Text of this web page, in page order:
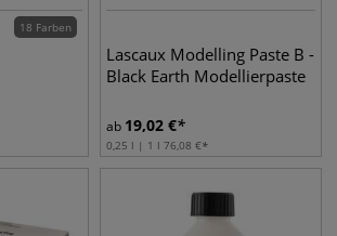
18 Farben
Lascaux Modelling Paste B -
Black Earth Modellierpaste
ab 19,02 €
0,25 l | 1 l 76,08 €